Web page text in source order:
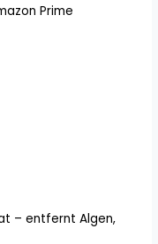
– entfernt Algen,